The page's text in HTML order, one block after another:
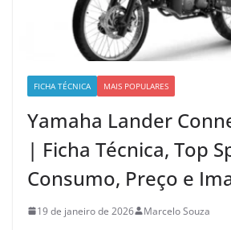
FICHA TÉCNICA MAIS POPULARES
Yamaha Lander
| Ficha Técnica, Top
Consumo, Preço e
19 de janeiro de 2026 Marcelo Souza